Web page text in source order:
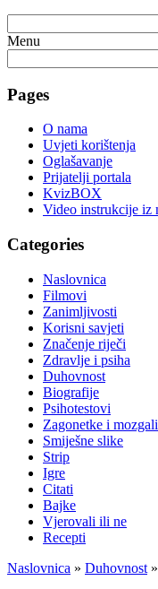
Menu
Pages
O nama
Uvjeti korištenja
Oglašavanje
Prijatelji portala
KvizBOX
Video instrukcije iz
Categories
Naslovnica
Filmovi
Zanimljivosti
Korisni savjeti
Značenje riječi
Zdravlje i psiha
Duhovnost
Biografije
Psihotestovi
Zagonetke i
Smiješne slike
Strip
Igre
Citati
Bajke
Vjerovali ili ne
Recepti
Naslovnica » Duhovnost »